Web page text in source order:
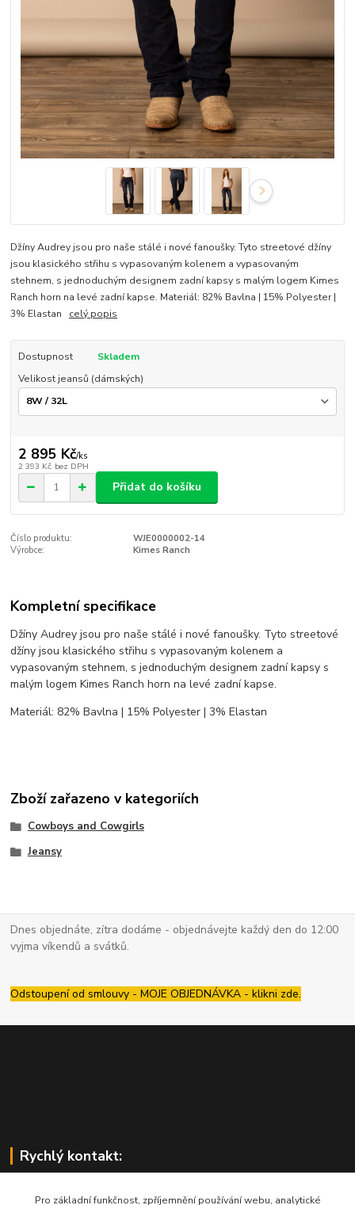
Džíny Audrey jsou pro naše stálé i nové fanoušky. Tyto streetové džíny
jsou klasického střihu s vypasovaným kolenem a vypasovaným
stehnem, s jednoduchým designem zadní kapsy s malým logem Kimes
Ranch horn na levé zadní kapse. Materiál: 82% Bavlna | 15% Polyester |
3% Elastan celý popis
Dostupnost
Skladem
Velikost jeansů (dámských)
2 895 Kč/ks
2 393 Kč bez DPH
Přidat do košíku
Číslo produktu:
WJE0000002-14
Výrobce:
Kimes Ranch
Kompletní specifikace
Džíny Audrey jsou pro naše stálé i nové fanoušky. Tyto streetové
džíny jsou klasického střihu s vypasovaným kolenem a
vypasovaným stehnem, s jednoduchým designem zadní kapsy s
malým logem Kimes Ranch horn na levé zadní kapse.
Materiál: 82% Bavlna | 15% Polyester | 3% Elastan
Zboží zařazeno v kategoriích
Cowboys and Cowgirls
Jeansy
Dnes objednáte, zítra dodáme - objednávejte každý den do 12:00
vyjma víkendů a svátků.
Odstoupení od smlouvy - MOJE OBJEDNÁVKA - klikni zde.
Rychlý kontakt:
Pro základní funkčnost, zpříjemnění používání webu, analytické